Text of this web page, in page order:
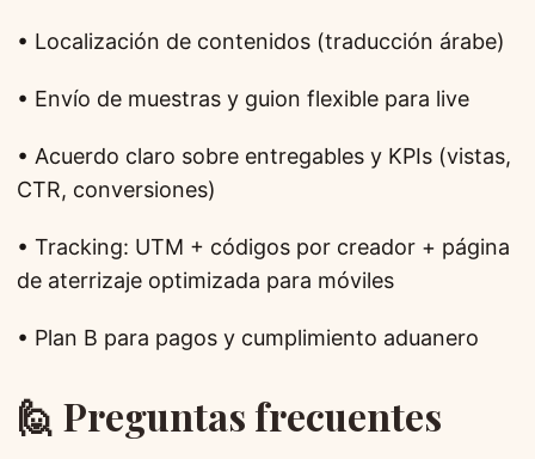
• Localización de contenidos (traducción árabe)
• Envío de muestras y guion flexible para live
• Acuerdo claro sobre entregables y KPIs (vistas,
CTR, conversiones)
• Tracking: UTM + códigos por creador + página
de aterrizaje optimizada para móviles
• Plan B para pagos y cumplimiento aduanero
🙋 Preguntas frecuentes